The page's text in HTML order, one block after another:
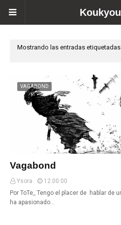
Mostrando las entradas
VAGABOND
Vagabond
Ysora
12:00:00
Por ToTe_ Tengo el placer de hablar de
ha apasionado…